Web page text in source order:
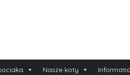
Nasze koty